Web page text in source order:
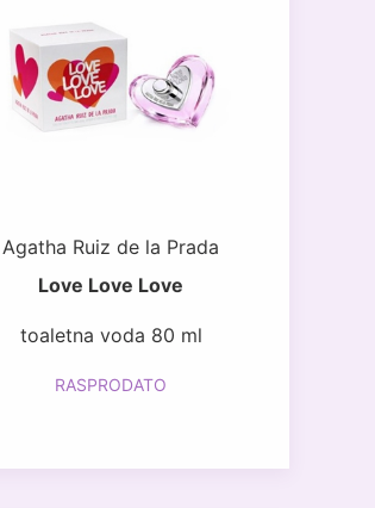
Agatha Ruiz de la Prada
Love Love Love
toaletna voda 80 ml
RASPRODATO